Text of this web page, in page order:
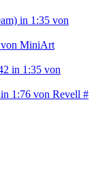
in 1:35 von
von MiniArt
in 1:35 von
1:76 von Revell #